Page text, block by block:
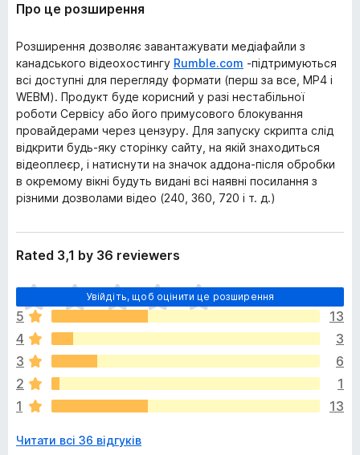
Про це розширення
Розширення дозволяє завантажувати медіафайли з
канадського відеохостингу Rumble.com -підтримуються
всі доступні для перегляду формати (перш за все, MP4 і
WEBM). Продукт буде корисний у разі нестабільної
роботи Сервісу або його примусового блокування
провайдерами через цензуру. Для запуску скрипта слід
відкрити будь-яку сторінку сайту, на якій знаходиться
відеоплеєр, і натиснути на значок аддона-після обробки
в окремому вікні будуть видані всі наявні посилання з
різними дозволами відео (240, 360, 720 і т. д.)
Rated 3,1 by 36 reviewers
Увійдіть, щоб оцінити це розширення
Щ
е
н
е
м
а
є
о
і
5
13
4
3
3
6
2
1
1
13
Читати всі 36 відгуків